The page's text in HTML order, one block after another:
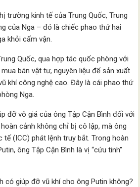
trường kinh tế của Trung Quốc, Trung
của Nga – đó là chiếc phao thứ hai
khỏi cấm vận.
Quốc, qua hợp tác quốc phòng với
bán vật tư, nguyên liệu để sản xuất
khí công nghệ cao. Đây là cái phao thứ
Nga.
đỡ vô giá của ông Tập Cận Bình đối với
cảnh không chỉ bị cô lập, mà ông
(ICC) phát lệnh truy bắt. Trong hoàn
ông Tập Cận Bình là vị “cứu tinh”
có giúp đỡ vũ khí cho ông Putin không?